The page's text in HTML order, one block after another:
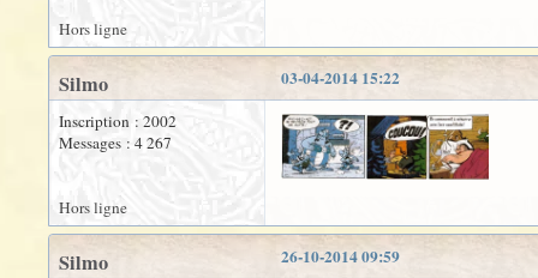
Hors ligne
03-04-2014 15:22
Silmo
Inscription : 2002
Messages : 4 267
Hors ligne
26-10-2014 09:59
Silmo